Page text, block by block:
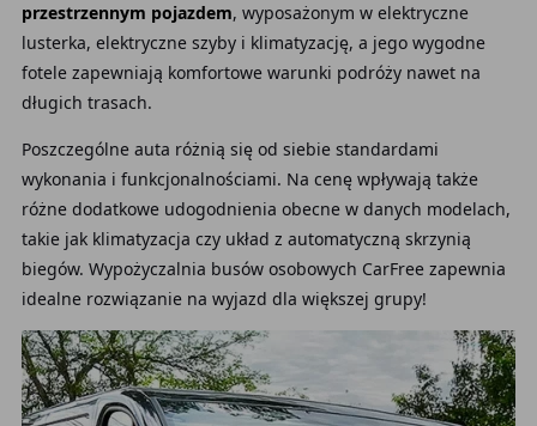
przestrzennym pojazdem, wyposażonym w elektryczne
lusterka, elektryczne szyby i klimatyzację, a jego wygodne
fotele zapewniają komfortowe warunki podróży nawet na
długich trasach.
Poszczególne auta różnią się od siebie standardami
wykonania i funkcjonalnościami. Na cenę wpływają także
różne dodatkowe udogodnienia obecne w danych modelach,
takie jak klimatyzacja czy układ z automatyczną skrzynią
biegów. Wypożyczalnia busów osobowych CarFree zapewnia
idealne rozwiązanie na wyjazd dla większej grupy!